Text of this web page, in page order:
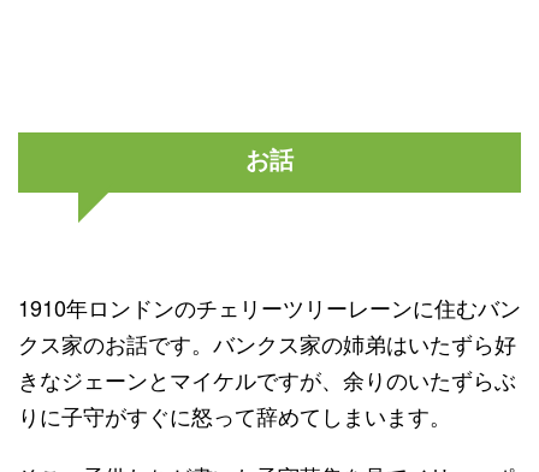
お話
1910年ロンドンのチェリーツリーレーンに住むバン
クス家のお話です。バンクス家の姉弟はいたずら好
きなジェーンとマイケルですが、余りのいたずらぶ
りに子守がすぐに怒って辞めてしまいます。